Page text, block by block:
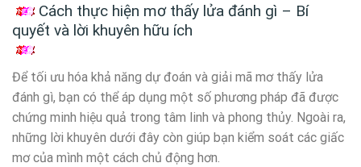
Cách thực hiện mơ thấy lửa đánh gì – Bí
quyết và lời khuyên hữu ích
Để tối ưu hóa khả năng dự đoán và giải mã mơ thấy lửa
đánh gì, bạn có thể áp dụng một số phương pháp đã được
chứng minh hiệu quả trong tâm linh và phong thủy. Ngoài ra,
những lời khuyên dưới đây còn giúp bạn kiểm soát các giấc
mơ của mình một cách chủ động hơn.